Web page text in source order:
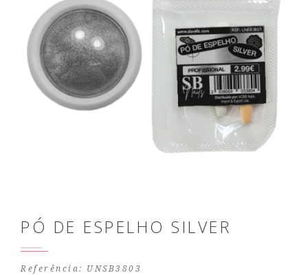
PÓ DE ESPELHO SILVER
Referência: UNSB3803